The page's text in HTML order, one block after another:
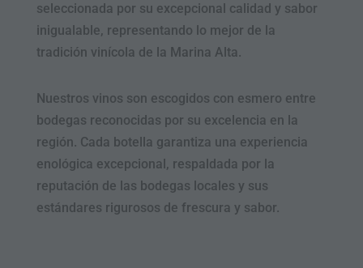
seleccionada por su excepcional calidad y sabor
inigualable, representando lo mejor de la
tradición vinícola de la Marina Alta.
Nuestros vinos son escogidos con esmero entre
bodegas reconocidas por su excelencia en la
región. Cada botella garantiza una experiencia
enológica excepcional, respaldada por la
reputación de las bodegas locales y sus
estándares rigurosos de frescura y sabor.
¿Quieres 5€ de descuento en tu próxima
compra?
interesan.
Nombre
Tu nombre